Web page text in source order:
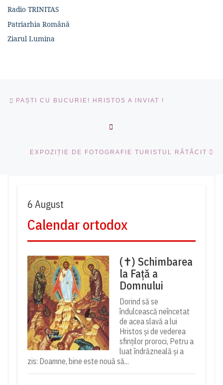
Radio TRINITAS
Patriarhia Română
Ziarul Lumina
PAȘTI CU BUCURIE! HRISTOS A INVIAT !
EXPOZIȚIE DE FOTOGRAFIE TURISTUL RĂTĂCIT
6 August
Calendar ortodox
(✝) Schimbarea
la Față a
Domnului
Dorind să se
îndulcească neîncetat
de acea slavă a lui
Hristos și de vederea
sfinților proroci, Petru a
luat îndrăzneală și a
zis: Doamne, bine este nouă să...